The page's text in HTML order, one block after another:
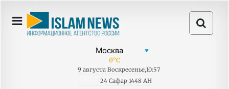
0°C
9 августа Воскресенье,10:57
24 Сафар 1448 AH